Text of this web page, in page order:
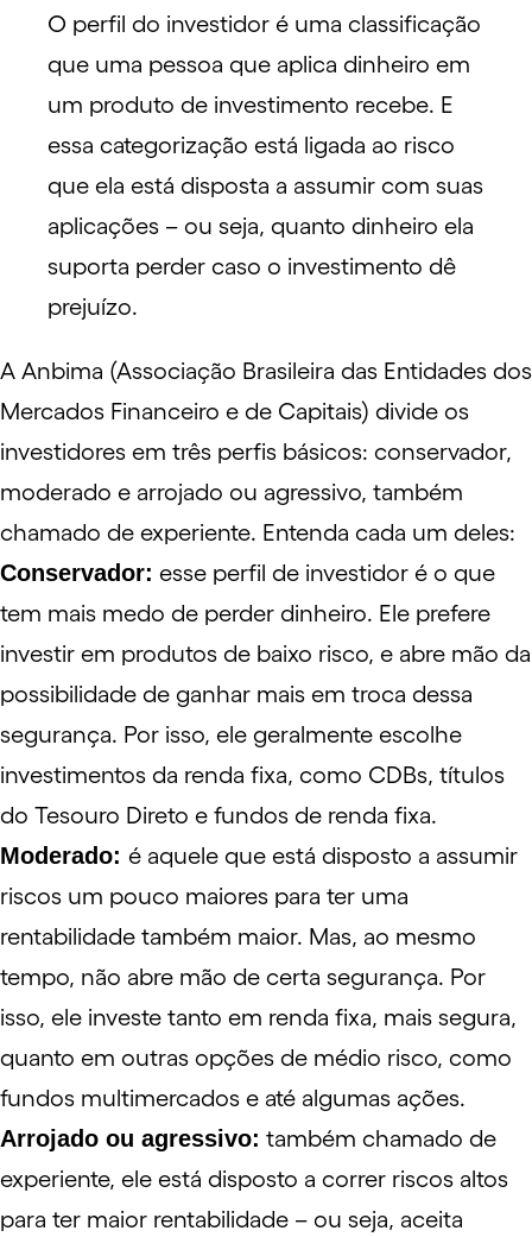
O perfil do investidor é uma classificação
que uma pessoa que aplica dinheiro em
um produto de investimento recebe. E
essa categorização está ligada ao risco
que ela está disposta a assumir com suas
aplicações – ou seja, quanto dinheiro ela
suporta perder caso o investimento dê
prejuízo.
A Anbima (Associação Brasileira das Entidades dos
Mercados Financeiro e de Capitais) divide os
investidores em três perfis básicos: conservador,
moderado e arrojado ou agressivo, também
chamado de experiente. Entenda cada um deles:
Conservador: esse perfil de investidor é o que
tem mais medo de perder dinheiro. Ele prefere
investir em produtos de baixo risco, e abre mão da
possibilidade de ganhar mais em troca dessa
segurança. Por isso, ele geralmente escolhe
investimentos da renda fixa, como CDBs, títulos
do Tesouro Direto e fundos de renda fixa.
Moderado: é aquele que está disposto a assumir
riscos um pouco maiores para ter uma
rentabilidade também maior. Mas, ao mesmo
tempo, não abre mão de certa segurança. Por
isso, ele investe tanto em renda fixa, mais segura,
quanto em outras opções de médio risco, como
fundos multimercados e até algumas ações.
Arrojado ou agressivo: também chamado de
experiente, ele está disposto a correr riscos altos
para ter maior rentabilidade – ou seja, aceita